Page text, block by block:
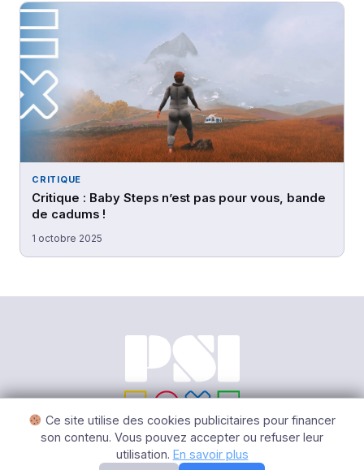
CRITIQUE
Critique : Baby Steps n’est pas pour vous, bande
de cadums !
1 octobre 2025
© 2026 PSI – Tous Droits Réservés |Mentions légales
Ce site utilise des cookies publicitaires pour financer
son contenu. Vous pouvez accepter ou refuser leur
utilisation. En savoir plus